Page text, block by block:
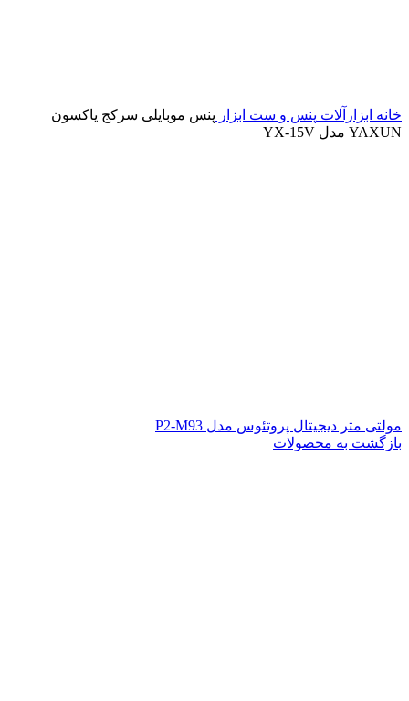
خانه ابزارآلات پنس و ست ابزار پنس موبایلی سرکج یاکسون
YAXUN مدل YX-15V
مولتی متر دیجیتال پروتئوس مدل P2-M93
بازگشت به محصولات